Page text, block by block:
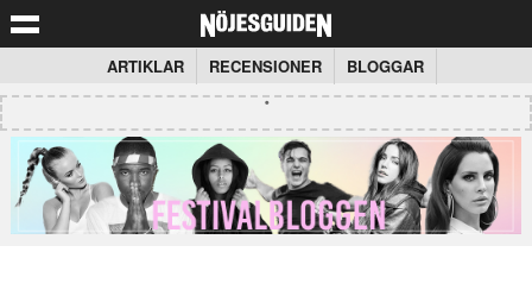
ARTIKLAR RECENSIONER BLOGGAR